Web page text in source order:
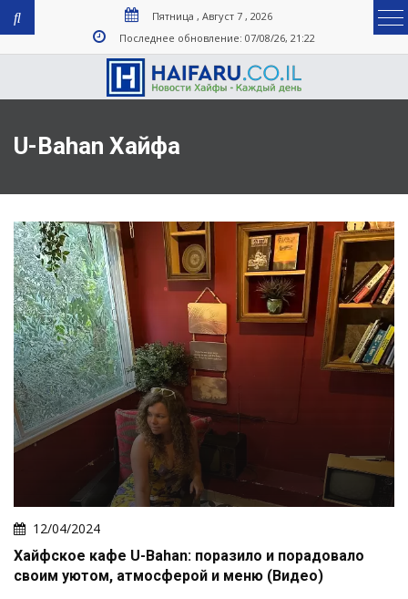
Пятница , Август 7 , 2026
Последнее обновление: 07/08/26, 21:22
U-Bahan Хайфа
12/04/2024
Хайфское кафе U-Bahan: поразило и порадовало
своим уютом, атмосферой и меню (Видео)